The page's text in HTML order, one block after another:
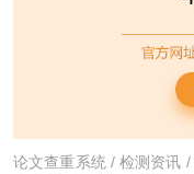
论文查重系统/检测资讯 /